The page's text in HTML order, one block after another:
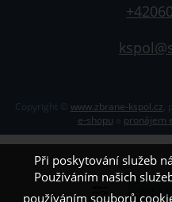
Copyright © www.zbrane-kspol.cz
e-shopu
pronájem
Při poskytování služeb
Používáním našich